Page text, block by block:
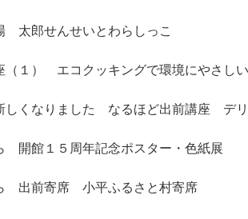
太郎せんせいとわらしっこ
（１） エコクッキングで環境にやさし
しくなりました なるほど出前講座 デリ
開館１５周年記念ポスター・色紙展
出前寄席 小平ふるさと村寄席